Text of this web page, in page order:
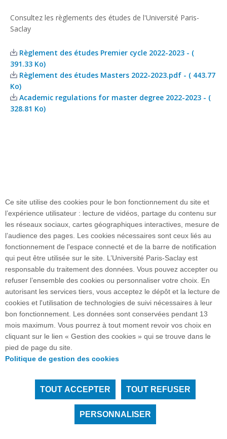
Consultez les règlements des études de l'Université Paris-
Saclay
Règlement des études Premier cycle 2022-2023 - (
391.33 Ko)
Règlement des études Masters 2022-2023.pdf - ( 443.77
Ko)
Academic regulations for master degree 2022-2023 - (
328.81 Ko)
Plan du site
Accueil des publics internationaux
15 rue Georges Clemenceau - 91405 Orsay cedex I
Accès : RER B Orsay Ville/Bures-sur-Yvette
Tous droits réservés Université Paris-Saclay
Accessibilité :partiellement conforme
Ce site utilise des cookies pour le bon fonctionnement du site et
l’expérience utilisateur : lecture de vidéos, partage du contenu sur
les réseaux sociaux, cartes géographiques interactives, mesure de
l’audience des pages. Les cookies nécessaires sont ceux liés au
fonctionnement de l'espace connecté et de la barre de notification
qui peut être utilisée sur le site. L’Université Paris-Saclay est
responsable du traitement des données. Vous pouvez accepter ou
refuser l’ensemble des cookies ou personnaliser votre choix. En
autorisant les services tiers, vous acceptez le dépôt et la lecture de
cookies et l'utilisation de technologies de suivi nécessaires à leur
bon fonctionnement. Les données sont conservées pendant 13
mois maximum. Vous pourrez à tout moment revoir vos choix en
cliquant sur le lien « Gestion des cookies » qui se trouve dans le
pied de page du site.
Politique de gestion des cookies
TOUT ACCEPTER TOUT REFUSER
PERSONNALISER